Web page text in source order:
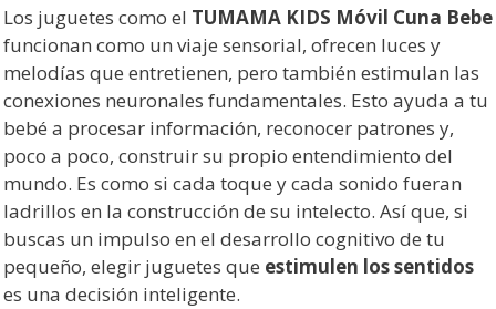
Los juguetes como el TUMAMA KIDS Móvil Cuna Bebe
funcionan como un viaje sensorial, ofrecen luces y
melodías que entretienen, pero también estimulan las
conexiones neuronales fundamentales. Esto ayuda a tu
bebé a procesar información, reconocer patrones y,
poco a poco, construir su propio entendimiento del
mundo. Es como si cada toque y cada sonido fueran
ladrillos en la construcción de su intelecto. Así que, si
buscas un impulso en el desarrollo cognitivo de tu
pequeño, elegir juguetes que estimulen los sentidos
es una decisión inteligente.